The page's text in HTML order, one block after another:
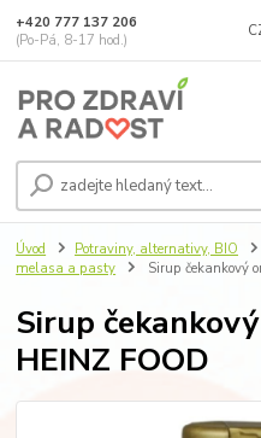
+420 777 137 206
(Po-Pá, 8-17 hod.)
Úvod Potraviny, alternativy, BIO
melasa a pasty
Sirup čekankový
Sirup
HEINZ FOOD